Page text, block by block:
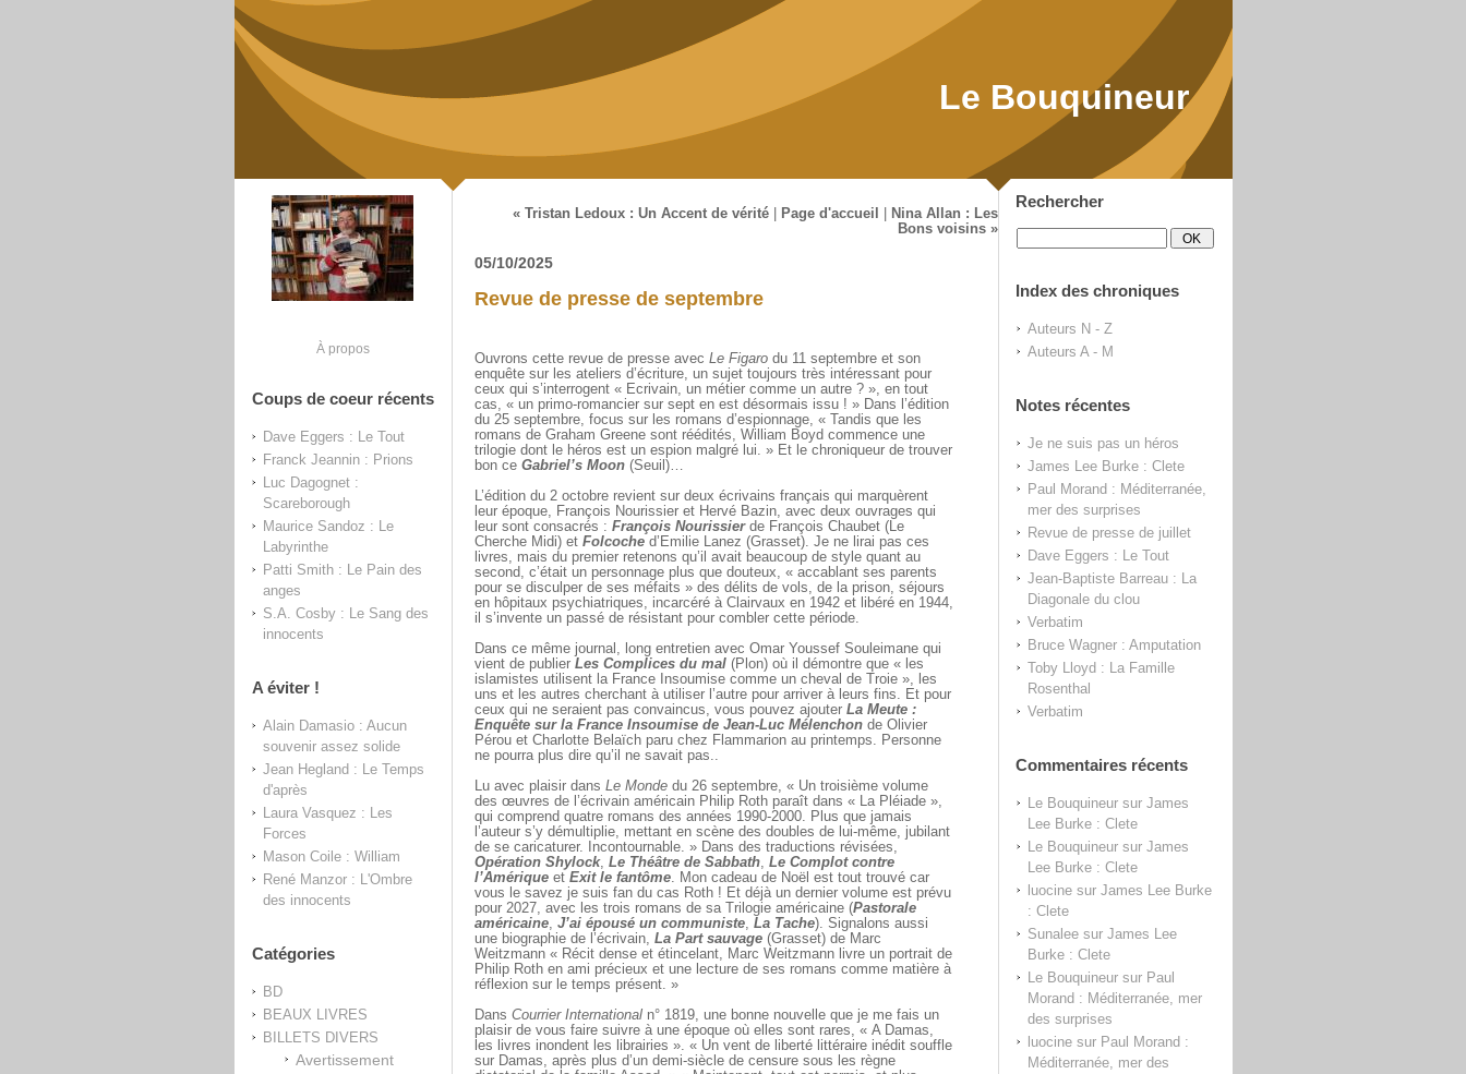
Le Bouquineur
À propos
Coups de coeur récents
Dave Eggers : Le Tout
Franck Jeannin : Prions
Luc Dagognet :
Scareborough
Maurice Sandoz : Le
Labyrinthe
Patti Smith : Le Pain des
anges
S.A. Cosby : Le Sang des
innocents
A éviter !
Alain Damasio : Aucun
souvenir assez solide
Jean Hegland : Le Temps
d'après
Laura Vasquez : Les
Forces
Mason Coile : William
René Manzor : L'Ombre
des innocents
Catégories
BD
BEAUX LIVRES
BILLETS DIVERS
Avertissement
Rechercher
Index des chroniques
Auteurs N - Z
Auteurs A - M
Notes récentes
Je ne suis pas un héros
James Lee Burke : Clete
Paul Morand : Méditerranée,
mer des surprises
Revue de presse de juillet
Dave Eggers : Le Tout
Jean-Baptiste Barreau : La
Diagonale du clou
Verbatim
Bruce Wagner : Amputation
Toby Lloyd : La Famille
Rosenthal
Verbatim
Commentaires récents
Le Bouquineursur James
Lee Burke : Clete
Le Bouquineursur James
Lee Burke : Clete
luocinesur James Lee Burke
: Clete
Sunaleesur James Lee
Burke : Clete
Le Bouquineursur Paul
Morand : Méditerranée, mer
des surprises
luocinesur Paul Morand :
Méditerranée, mer des
« Tristan Ledoux : Un Accent de vérité| Page d'accueil
Nina Allan : Les
Bons voisins »
05/10/2025
Revue de presse de septembre
Ouvrons cette revue de presse avec Le Figarodu 11 septembre et son
enquête sur les ateliers d’écriture, un sujet toujours très intéressant pour
ceux qui s’interrogent « Ecrivain, un métier comme un autre ? », en tout
cas, « un primo-romancier sur sept en est désormais issu ! » Dans l’édition
du 25 septembre, focus sur les romans d’espionnage, « Tandis que les
romans de Graham Greene sont réédités, William Boyd commence une
trilogie dont le héros est un espion malgré lui. » Et le chroniqueur de trouver
bon ce Gabriel’s Moon(Seuil)…
L’édition du 2 octobre revient sur deux écrivains français qui marquèrent
leur époque, François Nourissier et Hervé Bazin, avec deux ouvrages qui
leur sont consacrés : François Nourissierde François Chaubet (Le
Cherche Midi) et Folcoche d’Emilie Lanez (Grasset). Je ne lirai pas ces
livres, mais du premier retenons qu’il avait beaucoup de style quant au
second, c’était un personnage plus que douteux, « accablant ses parents
pour se disculper de ses méfaits » des délits de vols, de la prison, séjours
en hôpitaux psychiatriques, incarcéré à Clairvaux en 1942 et libéré en 1944,
il s’invente un passé de résistant pour combler cette période.
Dans ce même journal, long entretien avec Omar Youssef Souleimane qui
vient de publier Les Complices du mal(Plon) où il démontre que « les
islamistes utilisent la France Insoumise comme un cheval de Troie », les
uns et les autres cherchant à utiliser l’autre pour arriver à leurs fins. Et pour
ceux qui ne seraient pas convaincus, vous pouvez ajouter La Meute :
Enquête sur la France Insoumise de Jean-Luc Mélenchonde Olivier
Pérou et Charlotte Belaïch paru chez Flammarion au printemps. Personne
ne pourra plus dire qu’il ne savait pas..
Lu avec plaisir dans Le Mondedu 26 septembre, « Un troisième volume
des œuvres de l’écrivain américain Philip Roth paraît dans « La Pléiade »,
qui comprend quatre romans des années 1990-2000. Plus que jamais
l’auteur s’y démultiplie, mettant en scène des doubles de lui-même, jubilant
de se caricaturer. Incontournable. » Dans des traductions révisées,
Opération Shylock, Le Théâtre de Sabbath, Le Complot contre
l’Amériqueet Exit le fantôme. Mon cadeau de Noël est tout trouvé car
vous le savez je suis fan du cas Roth ! Et déjà un dernier volume est prévu
pour 2027, avec les trois romans de sa Trilogie américaine (Pastorale
américaine, J’ai épousé un communiste, La Tache). Signalons aussi
une biographie de l’écrivain, La Part sauvage(Grasset) de Marc
Weitzmann « Récit dense et étincelant, Marc Weitzmann livre un portrait de
Philip Roth en ami précieux et une lecture de ses romans comme matière à
réflexion sur le temps présent. »
Dans Courrier Internationaln° 1819, une bonne nouvelle que je me fais un
plaisir de vous faire suivre à une époque où elles sont rares, « A Damas,
les livres inondent les librairies ». « Un vent de liberté littéraire inédit souffle
sur Damas, après plus d’un demi-siècle de censure sous les règne